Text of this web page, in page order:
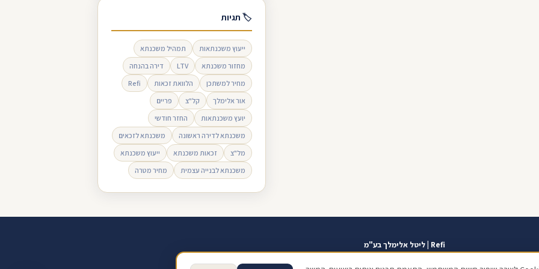
🏷 תגיות
ייעוץ משכנתאות
תמהיל משכנתא
מחזור משכנתא
LTV
דירה בהנחה
מחיר למשתכן
הלוואת זכאות
Refi
אור אלימלך
קל"צ
פריים
יועץ משכנתאות
החזר חודשי
משכנתא לדירה ראשונה
משכנתא לזכאים
מל"צ
זכאות משכנתא
ייעוץ משכנתא
משכנתא לבנייה עצמית
מחיר מטרה
Refi | ליטל אלימלך בע"מ
אזור אישי כתוב ביקורת בגוגל תנאי שימוש